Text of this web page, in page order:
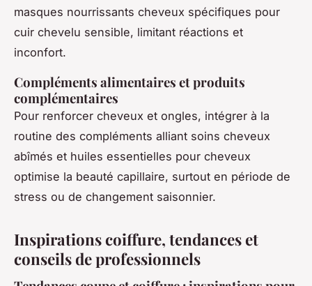
masques nourrissants cheveux spécifiques pour
cuir chevelu sensible, limitant réactions et
inconfort.
Compléments alimentaires et produits
complémentaires
Pour renforcer cheveux et ongles, intégrer à la
routine des compléments alliant soins cheveux
abîmés et huiles essentielles pour cheveux
optimise la beauté capillaire, surtout en période de
stress ou de changement saisonnier.
Inspirations coiffure, tendances et
conseils de professionnels